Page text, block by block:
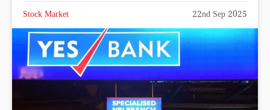
Stock Market 22nd Sep 2025